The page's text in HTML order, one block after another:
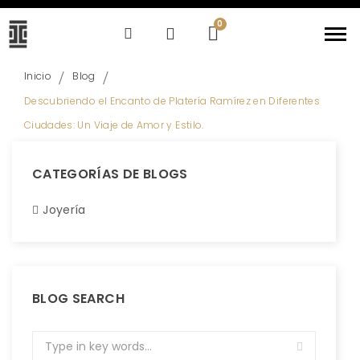
Inicio
Blog
Descubriendo el Encanto de Platería Ramírez en Diferentes
Ciudades: Un Viaje de Amor y Estilo.
CATEGORÍAS DE BLOGS
Joyería
BLOG SEARCH